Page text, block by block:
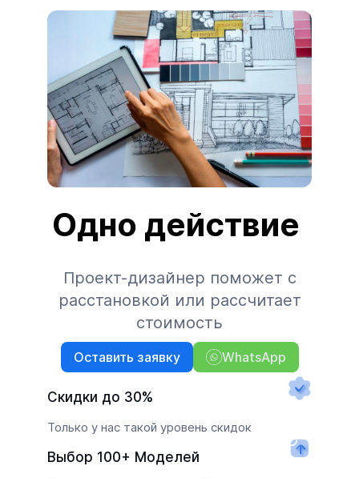
Одно действие
Проект-дизайнер поможет с
расстановкой или рассчитает
стоимость
Оставить заявку WhatsApp
Скидки до 30%
Только у нас такой уровень скидок
Выбор 100+ Моделей